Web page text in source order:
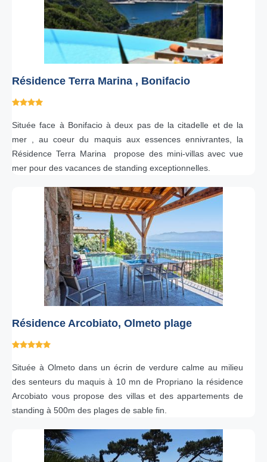
Résidence Terra Marina , Bonifacio
Située face à Bonifacio à deux pas de la citadelle et de la
mer , au coeur du maquis aux essences ennivrantes, la
Résidence Terra Marina propose des mini-villas avec vue
mer pour des vacances de standing exceptionnelles.
Résidence Arcobiato, Olmeto plage
Située à Olmeto dans un écrin de verdure calme au milieu
des senteurs du maquis à 10 mn de Propriano la résidence
Arcobiato vous propose des villas et des appartements de
standing à 500m des plages de sable fin.